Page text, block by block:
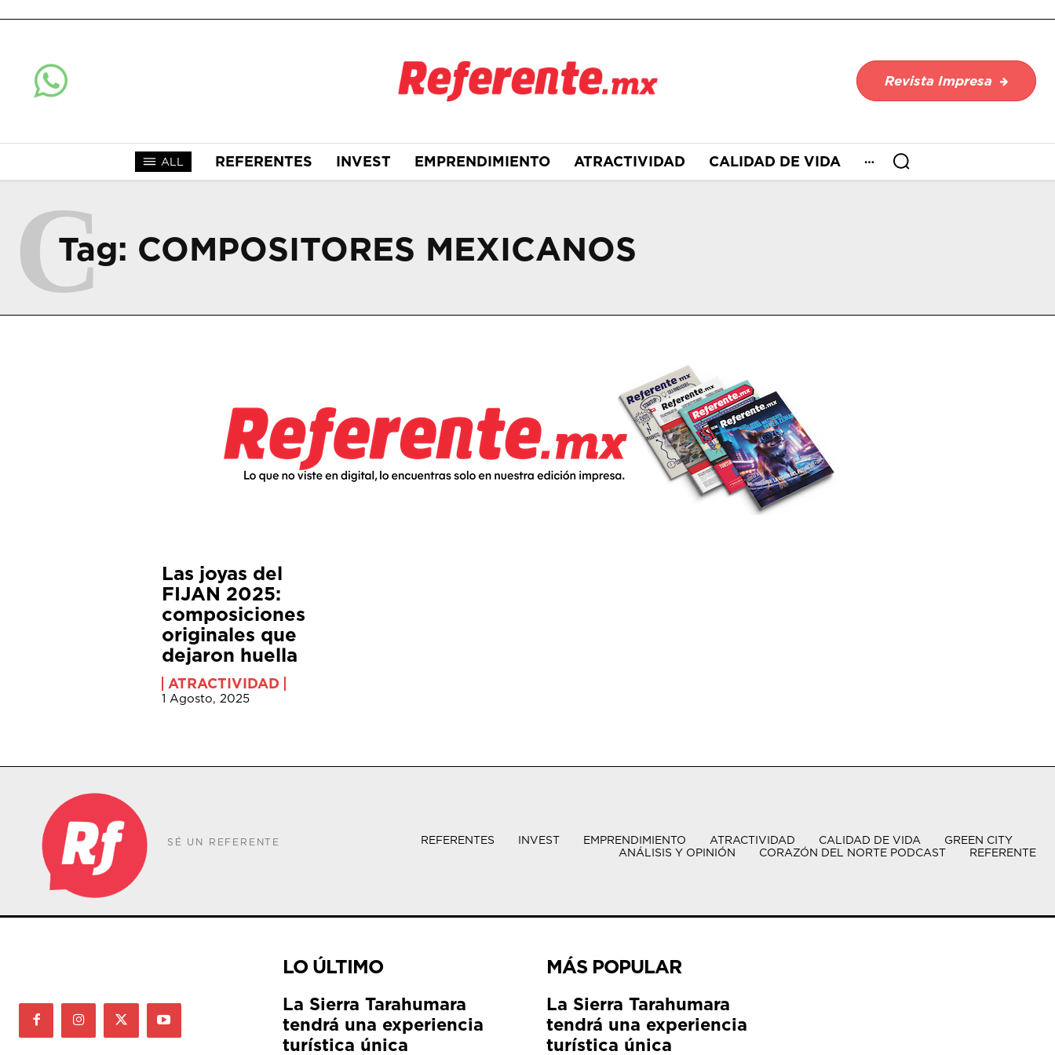
Revista Impresa
ALL REFERENTES INVEST EMPRENDIMIENTO ATRACTIVIDAD CALIDAD DE VIDA
Tag: COMPOSITORES MEXICANOS
C
Las joyas del
FIJAN 2025:
composiciones
originales que
dejaron huella
ATRACTIVIDAD
1 Agosto, 2025
SÉ UN REFERENTE REFERENTES INVEST EMPRENDIMIENTO ATRACTIVIDAD CALIDAD DE VIDA
GREEN CITY
ANÁLISIS Y OPINIÓN
CORAZÓN DEL NORTE PODCAST REFERENTE
LO ÚLTIMO
La Sierra Tarahumara
tendrá una experiencia
turística única
MÁS POPULAR
La Sierra Tarahumara
tendrá una experiencia
turística única